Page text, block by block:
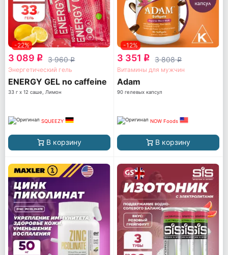
-22%
3 089 q 3 960q
Энергетический гель
ENERGY GEL no caffeine
33 г x 12 саше, Лимон
SQUEEZY
В корзину
-12%
3 351 q 3 808q
Витамины для мужчин
Adam
90 гелевых капсул
NOW Foods
В корзину